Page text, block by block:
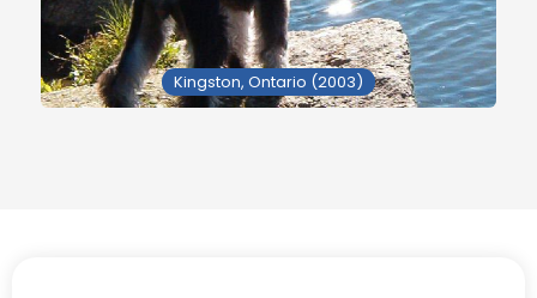
Kingston, Ontario (2003)